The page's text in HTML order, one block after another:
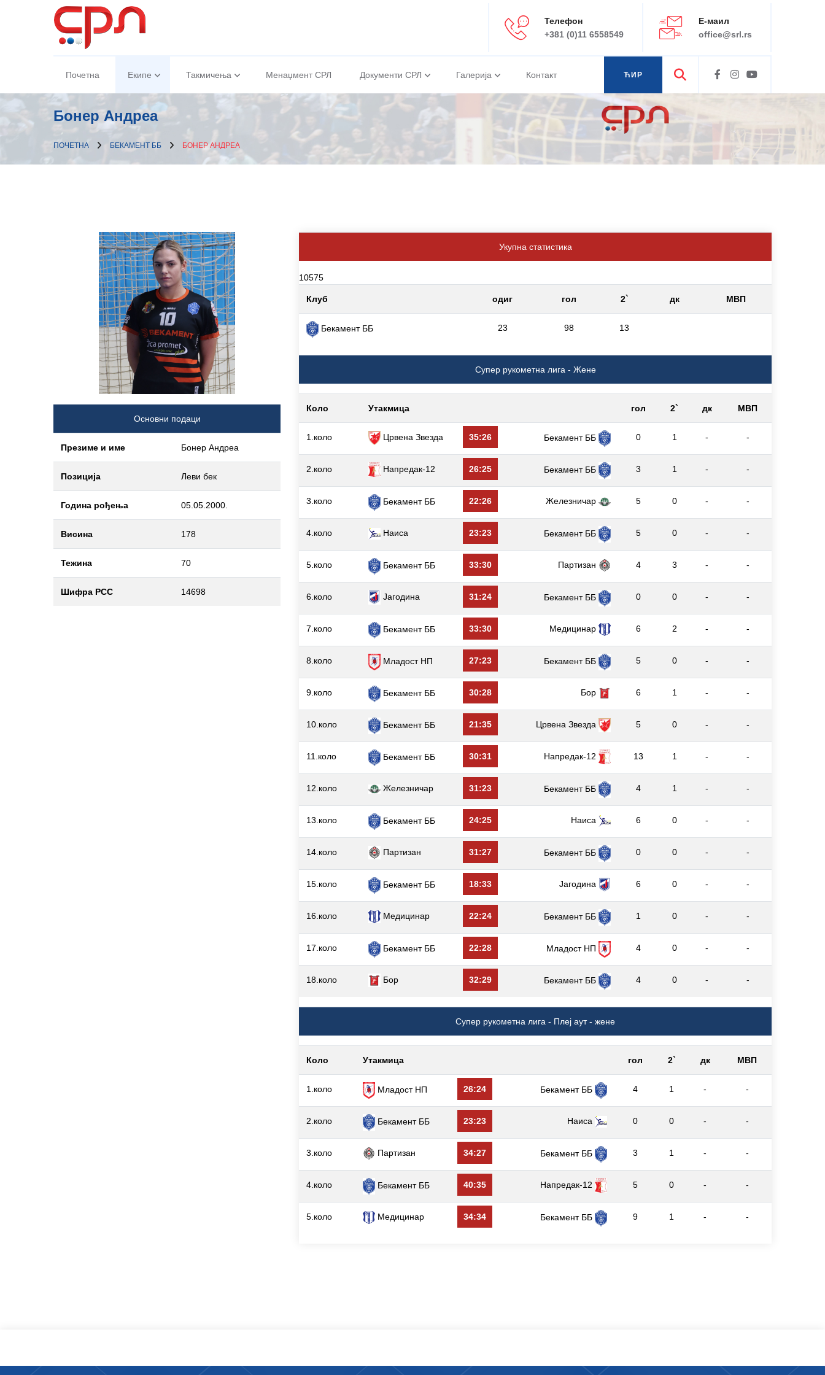
Телефон
+381 (0)11 6558549
Е-маил
office@srl.rs
Почетна Екипе Такмичења Менаџмент СРЛ Документи СРЛ Галерија Контакт
ЋИР
Бонер Андреа
ПОЧЕТНА БЕКАМЕНТ ББ БОНЕР АНДРЕА
Основни подаци
Презиме и име Бонер Андреа
Позиција Леви бек
Година рођења 05.05.2000.
Висина 178
Тежина 70
Шифра РСС 14698
Укупна статистика
10575
Клуб одиг гол 2` дк МВП
Бекамент ББ 23 98 13
Супер рукометна лига - Жене
Коло Утакмица гол 2` дк МВП
1.коло Црвена Звезда 35:26 Бекамент ББ 0 1 - -
2.коло Напредак-12 26:25 Бекамент ББ 3 1 - -
3.коло Бекамент ББ 22:26 Железничар 5 0 - -
4.коло Наиса 23:23 Бекамент ББ 5 0 - -
5.коло Бекамент ББ 33:30 Партизан 4 3 - -
6.коло Јагодина 31:24 Бекамент ББ 0 0 - -
7.коло Бекамент ББ 33:30 Медицинар 6 2 - -
8.коло Младост НП 27:23 Бекамент ББ 5 0 - -
9.коло Бекамент ББ 30:28 Бор 6 1 - -
10.коло Бекамент ББ 21:35 Црвена Звезда 5 0 - -
11.коло Бекамент ББ 30:31 Напредак-12 13 1 - -
12.коло Железничар 31:23 Бекамент ББ 4 1 - -
13.коло Бекамент ББ 24:25 Наиса 6 0 - -
14.коло Партизан 31:27 Бекамент ББ 0 0 - -
15.коло Бекамент ББ 18:33 Јагодина 6 0 - -
16.коло Медицинар 22:24 Бекамент ББ 1 0 - -
17.коло Бекамент ББ 22:28 Младост НП 4 0 - -
18.коло Бор 32:29 Бекамент ББ 4 0 - -
Супер рукометна лига - Плеј аут - жене
Коло Утакмица гол 2` дк МВП
1.коло Младост НП 26:24 Бекамент ББ 4 1 - -
2.коло Бекамент ББ 23:23 Наиса 0 0 - -
3.коло Партизан 34:27 Бекамент ББ 3 1 - -
4.коло Бекамент ББ 40:35 Напредак-12 5 0 - -
5.коло Медицинар 34:34 Бекамент ББ 9 1 - -